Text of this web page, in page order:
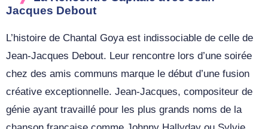
Jacques Debout
L’histoire de Chantal Goya est indissociable de celle de
Jean-Jacques Debout. Leur rencontre lors d’une soirée
chez des amis communs marque le début d’une fusion
créative exceptionnelle. Jean-Jacques, compositeur de
génie ayant travaillé pour les plus grands noms de la